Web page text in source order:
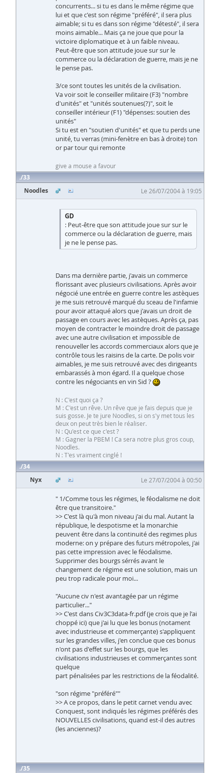
concurrents... si tu es dans le même régime que
lui et que c'est son régime "préféré", il sera plus
aimable; si tu es dans son régime "détesté", il sera
moins aimable... Mais ça ne joue que pour la
victoire diplomatique et à un faible niveau.
Peut-être que son attitude joue sur sur le
commerce ou la déclaration de guerre, mais je ne
le pense pas.
3/ce sont toutes les unités de la civilisation.
Va voir soit le conseiller militaire (F3) "nombre
d'unités" et "unités soutenues(?)", soit le
conseiller intérieur (F1) "dépenses: soutien des
unités"
Si tu est en "soutien d'unités" et que tu perds une
unité, tu verras (mini-fenètre en bas à droite) ton
or par tour qui remonte
give a mouse a favour
33
Noodles
Le 26/07/2004 à 19:05
GD
: Peut-être que son attitude joue sur sur le
commerce ou la déclaration de guerre, mais
je ne le pense pas.
Dans ma dernière partie, j'avais un commerce
florissant avec plusieurs civilisations. Après avoir
négocié une entrée en guerre contre les astèques
je me suis retrouvé marqué du sceau de l'infamie
pour avoir attaqué alors que j'avais un droit de
passage en cours avec les astèques. Après ça, pas
moyen de contracter le moindre droit de passage
avec une autre civilisation et impossible de
renouveller les accords commerciaux alors que je
contrôle tous les raisins de la carte. De polis voir
aimables, je me suis retrouvé avec des dirigeants
embarassés à mon égard. Il a quelque chose
contre les négociants en vin Sid ?
N : C'est quoi ça ?
M : C'est un rêve. Un rêve que je fais depuis que je
suis gosse. Je te jure Noodles, si on s'y met tous les
deux on peut très bien le réaliser.
N : Qu'est ce que c'est ?
M : Gagner la PBEM ! Ca sera notre plus gros coup,
Noodles.
N : T'es vraiment cinglé !
34
Nyx
Le 27/07/2004 à 00:50
" 1/Comme tous les régimes, le féodalisme ne doit
être que transitoire."
>> C'est là qu'à mon niveau j'ai du mal. Autant la
république, le despotisme et la monarchie
peuvent être dans la continuité des regimes plus
moderne: on y prépare des futurs métropoles, j'ai
pas cette impression avec le féodalisme.
Supprimer des bourgs sérrés avant le
changement de régime est une solution, mais un
peu trop radicale pour moi...
"Aucune civ n'est avantagée par un régime
particulier..."
>> C'est dans Civ3C3data-fr.pdf (je crois que je l'ai
choppé ici) que j'ai lu que les bonus (notament
avec industrieuse et commerçante) s'appliquent
sur les grandes villes, j'en conclue que ces bonus
n'ont pas d'effet sur les bourgs, que les
civilisations industrieuses et commerçantes sont
quelque
part pénalisées par les restrictions de la féodalité.
"son régime "préféré""
>> A ce propos, dans le petit carnet vendu avec
Conquest, sont indiqués les régimes préférés des
NOUVELLES civilisations, quand est-il des autres
(les anciennes)?
35